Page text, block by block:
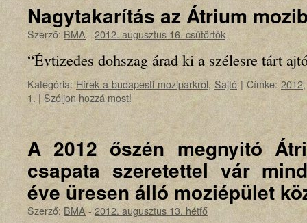
Nagytakarítás az Átrium
Szerző: BMA-2012. augusztus 16. csütörtök
“Évtizedes dohszag árad ki a szélesre tárt
Kategória: Hírek a budapesti moziparkról, Sajtó | Címke: 2012
1. | Szóljon hozzá most!
A 2012 őszén megnyitó
csapata szeretettel vár
éve üresen álló moziépület
Szerző: BMA-2012. augusztus 13. hétfő